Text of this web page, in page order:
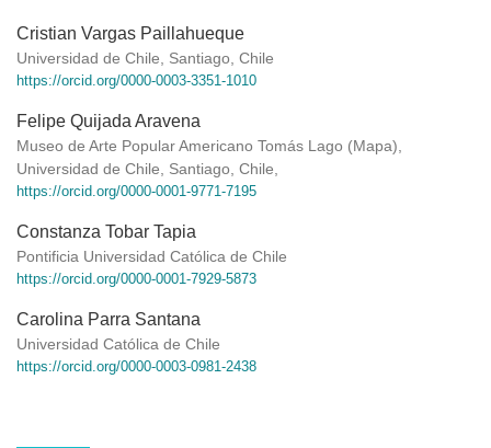
Cristian Vargas Paillahueque
Universidad de Chile, Santiago, Chile
https://orcid.org/0000-0003-3351-1010
Felipe Quijada Aravena
Museo de Arte Popular Americano Tomás Lago (Mapa),
Universidad de Chile, Santiago, Chile,
https://orcid.org/0000-0001-9771-7195
Constanza Tobar Tapia
Pontificia Universidad Católica de Chile
https://orcid.org/0000-0001-7929-5873
Carolina Parra Santana
Universidad Católica de Chile
https://orcid.org/0000-0003-0981-2438